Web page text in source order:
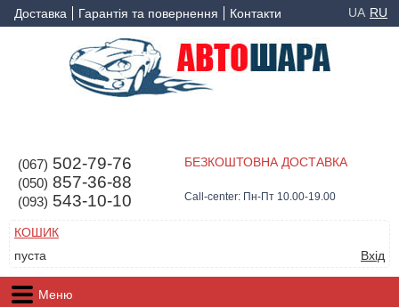
Доставка Гарантія та повернення Контакти UA RU
(067) 502-79-76
(050) 857-36-88
(093) 543-10-10
БЕЗКОШТОВНА ДОСТАВКА
Call-center: Пн-Пт 10.00-19.00
КОШИК
пуста
Вхід
Меню